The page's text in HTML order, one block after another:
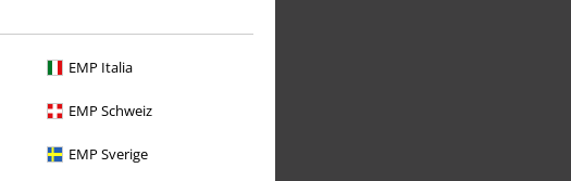
EMP Italia
EMP Schweiz
EMP Sverige